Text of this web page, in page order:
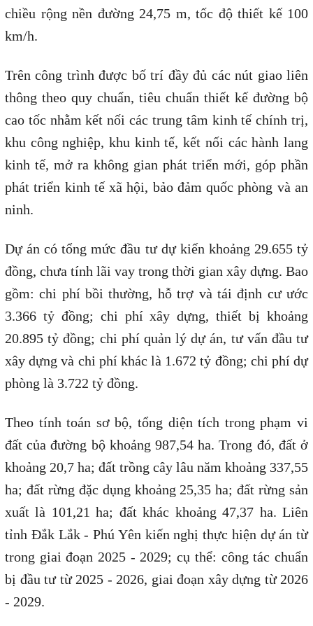
chiều rộng nền đường 24,75 m, tốc độ thiết kế 100
km/h.
Trên công trình được bố trí đầy đủ các nút giao liên
thông theo quy chuẩn, tiêu chuẩn thiết kế đường bộ
cao tốc nhằm kết nối các trung tâm kinh tế chính trị,
khu công nghiệp, khu kinh tế, kết nối các hành lang
kinh tế, mở ra không gian phát triển mới, góp phần
phát triển kinh tế xã hội, bảo đảm quốc phòng và an
ninh.
Dự án có tổng mức đầu tư dự kiến khoảng 29.655 tỷ
đồng, chưa tính lãi vay trong thời gian xây dựng. Bao
gồm: chi phí bồi thường, hỗ trợ và tái định cư ước
3.366 tỷ đồng; chi phí xây dựng, thiết bị khoảng
20.895 tỷ đồng; chi phí quản lý dự án, tư vấn đầu tư
xây dựng và chi phí khác là 1.672 tỷ đồng; chi phí dự
phòng là 3.722 tỷ đồng.
Theo tính toán sơ bộ, tổng diện tích trong phạm vi
đất của đường bộ khoảng 987,54 ha. Trong đó, đất ở
khoảng 20,7 ha; đất trồng cây lâu năm khoảng 337,55
ha; đất rừng đặc dụng khoảng 25,35 ha; đất rừng sản
xuất là 101,21 ha; đất khác khoảng 47,37 ha. Liên
tỉnh Đắk Lắk - Phú Yên kiến nghị thực hiện dự án từ
trong giai đoạn 2025 - 2029; cụ thể: công tác chuẩn
bị đầu tư từ 2025 - 2026, giai đoạn xây dựng từ 2026
- 2029.